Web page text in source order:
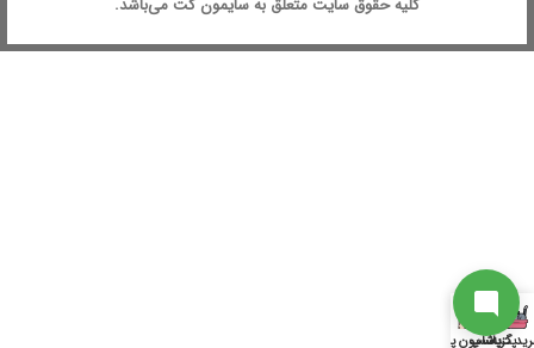
کلیه حقوق سایت متعلق به سایمون کت می‌باشد.
سابسکرایب
گربه
پت شاپ
پانسیون پت